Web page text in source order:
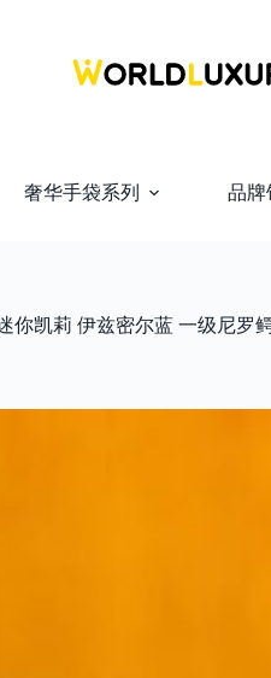
奢华手袋系列 品牌
你凯莉 伊兹密尔蓝 一级尼罗